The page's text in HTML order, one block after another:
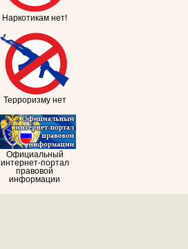
Наркотикам нет!
Терроризму нет
Официальный
интернет-портал
правовой
информации